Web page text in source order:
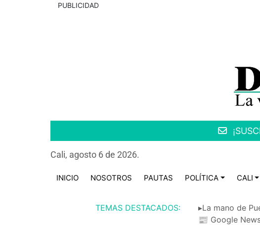
PUBLICIDAD
Cali, agosto 6 de 2026.
INICIO NOSOTROS PAUTAS POLÍTICA CALI
TEMAS DESTACADOS: ▸La mano de
📰 Google